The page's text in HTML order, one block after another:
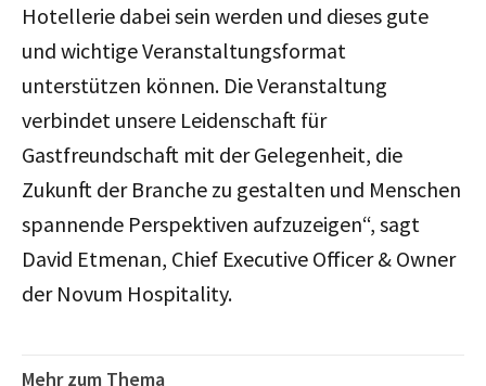
Hotellerie dabei sein werden und dieses gute
und wichtige Veranstaltungsformat
unterstützen können. Die Veranstaltung
verbindet unsere Leidenschaft für
Gastfreundschaft mit der Gelegenheit, die
Zukunft der Branche zu gestalten und Menschen
spannende Perspektiven aufzuzeigen“, sagt
David Etmenan, Chief Executive Officer & Owner
der Novum Hospitality.
Mehr zum Thema